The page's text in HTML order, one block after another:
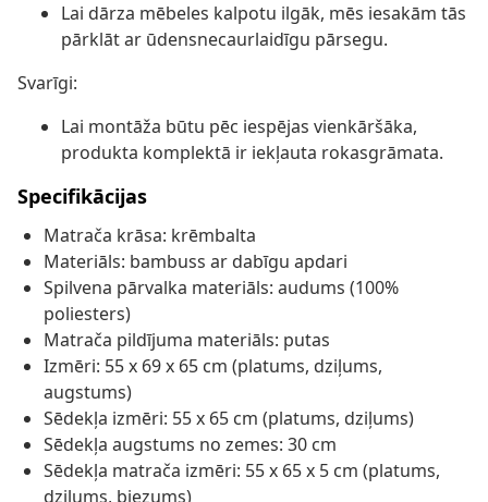
Lai dārza mēbeles kalpotu ilgāk, mēs iesakām tās
pārklāt ar ūdensnecaurlaidīgu pārsegu.
Svarīgi:
Lai montāža būtu pēc iespējas vienkāršāka,
produkta komplektā ir iekļauta rokasgrāmata.
Specifikācijas
Matrača krāsa: krēmbalta
Materiāls: bambuss ar dabīgu apdari
Spilvena pārvalka materiāls: audums (100%
poliesters)
Matrača pildījuma materiāls: putas
Izmēri: 55 x 69 x 65 cm (platums, dziļums,
augstums)
Sēdekļa izmēri: 55 x 65 cm (platums, dziļums)
Sēdekļa augstums no zemes: 30 cm
Sēdekļa matrača izmēri: 55 x 65 x 5 cm (platums,
dziļums, biezums)